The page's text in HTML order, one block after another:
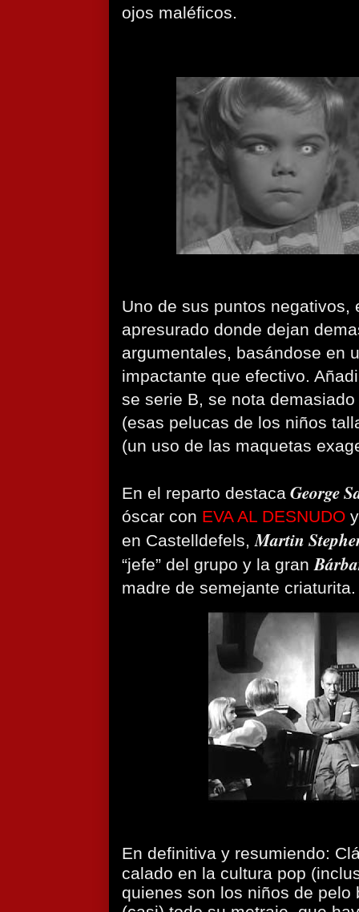
ojos maléficos.
Uno de sus puntos negativos,
apresurado donde dejan
argumentales, basándose en
impactante que efectivo.
se serie B, se nota
(esas pelucas de los niños
(un uso de las maquetas
En el reparto destaca George
óscar con EVA AL DESNUDO
en Castelldefels,Martin
“jefe” del grupo y la gran
madre de semejante criaturita.
En definitiva y resumiendo:
calado en la cultura pop
quienes son los niños de pelo